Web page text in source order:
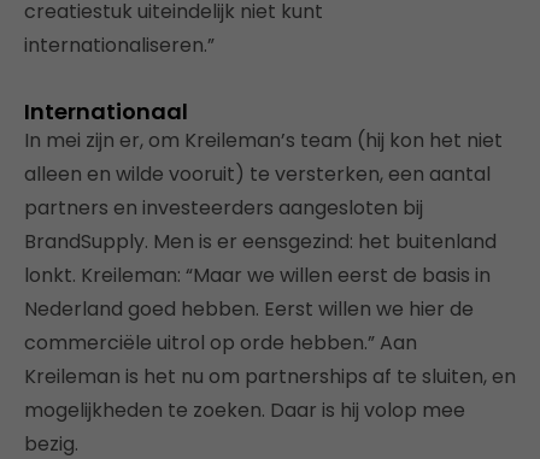
creatiestuk uiteindelijk niet kunt
internationaliseren.”
Internationaal
In mei zijn er, om Kreileman’s team (hij kon het niet
alleen en wilde vooruit) te versterken, een aantal
partners en investeerders aangesloten bij
BrandSupply. Men is er eensgezind: het buitenland
lonkt. Kreileman: “Maar we willen eerst de basis in
Nederland goed hebben. Eerst willen we hier de
commerciële uitrol op orde hebben.” Aan
Kreileman is het nu om partnerships af te sluiten, en
mogelijkheden te zoeken. Daar is hij volop mee
bezig.